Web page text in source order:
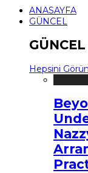
ANASAYFA
GÜNCEL
GÜNCEL
Hepsini